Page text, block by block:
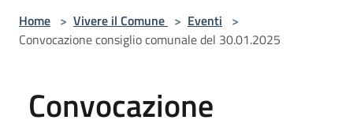
Home > Vivere il Comune > Eventi >
Convocazione consiglio comunale del 30.01.2025
Convocazione